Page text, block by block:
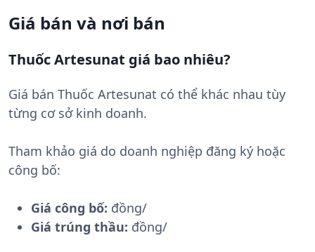
Giá bán và nơi bán
Thuốc Artesunat giá bao nhiêu?
Giá bán Thuốc Artesunat có thể khác nhau tùy
từng cơ sở kinh doanh.
Tham khảo giá do doanh nghiệp đăng ký hoặc
công bố:
Giá công bố: đồng/
Giá trúng thầu: đồng/